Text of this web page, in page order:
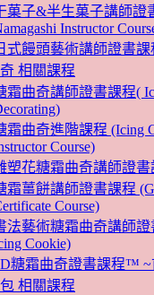
菓子&半生菓子講師證
Instructor
式饅頭藝術講師證書課
相關課程
霜曲奇講師證書課程(
霜曲奇進階課程 (Icing
Course)
塑花糖霜曲奇講師證書
霜薑餅講師證書課程
Course)
法藝術糖霜曲奇講師證
Cookie)
糖霜曲奇證書課程™ ~
相關課程